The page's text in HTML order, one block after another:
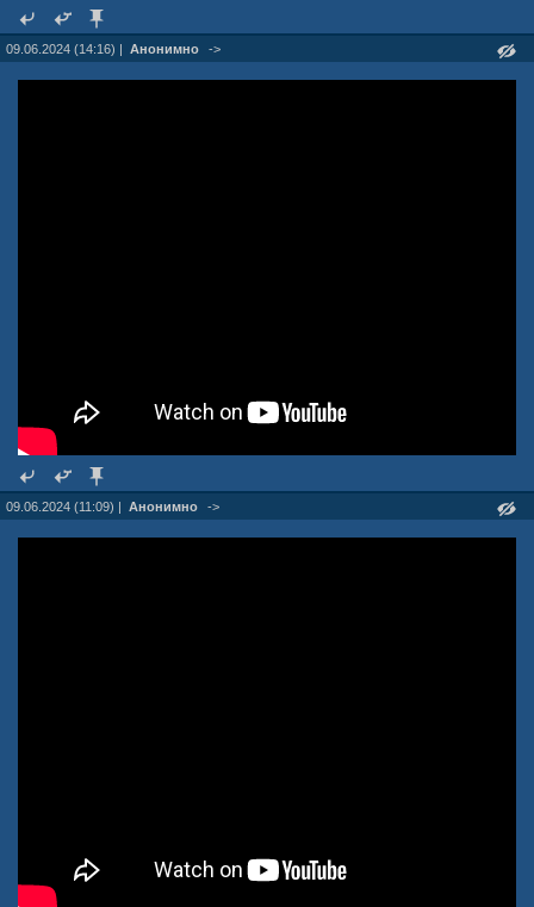
09.06.2024 (14:16) | Анонимно ->
09.06.2024 (11:09) | Анонимно ->